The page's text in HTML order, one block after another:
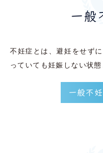
一般
不妊症とは、避妊をせず
っていても妊娠しない状
一般不